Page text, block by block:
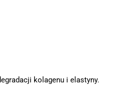
kolagenu i elastyny.